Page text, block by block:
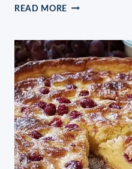
READ MORE IGEL
MACHEN
(MIT
SCHNELLER
ZUBEREITUNG)